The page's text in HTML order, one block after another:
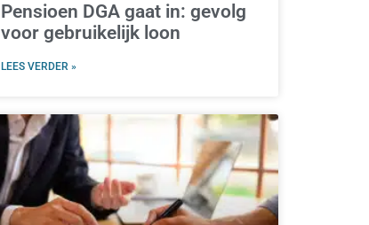
Pensioen DGA gaat in: gevolg
voor gebruikelijk loon
LEES VERDER »